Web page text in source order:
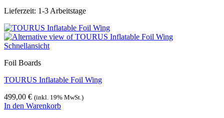
Lieferzeit: 1-3 Arbeitstage
Schnellansicht
Foil Boards
TOURUS Inflatable Foil Wing
499,00 € (inkl. 19% MwSt.)
In den Warenkorb